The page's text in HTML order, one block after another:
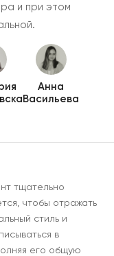
и при этом
Анна
Васильева
тщательно
чтобы отражать
стиль и
в
его общую